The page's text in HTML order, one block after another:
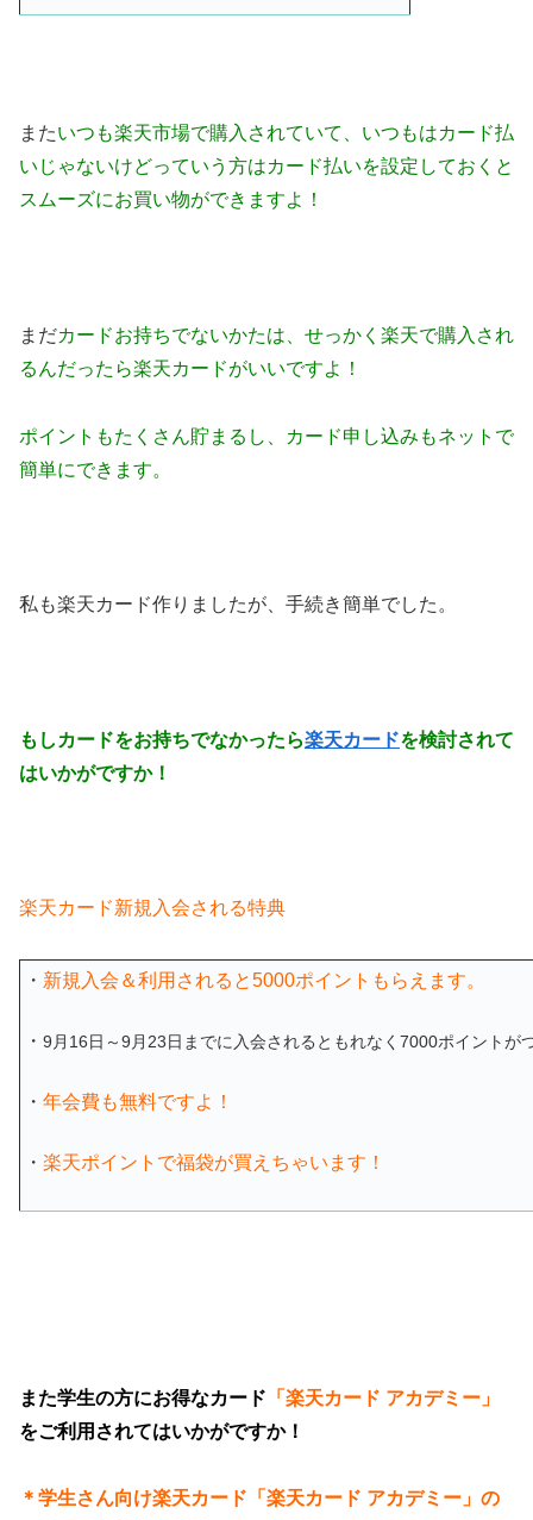
またいつも楽天市場で購入されていて、いつもはカード払
いじゃないけどっていう方はカード払いを設定しておくと
スムーズにお買い物ができますよ！
まだカードお持ちでないかたは、せっかく楽天で購入され
るんだったら楽天カードがいいですよ！
ポイントもたくさん貯まるし、カード申し込みもネットで
簡単にできます。
私も楽天カード作りましたが、手続き簡単でした。
もしカードをお持ちでなかったら楽天カードを検討されて
はいかがですか！
楽天カード新規入会される特典
・ 新規入会＆利用されると5000ポイントもらえます。
・ 9月16日～9月23日までに入会されるともれなく7000ポイントが
・ 年会費も無料ですよ！
・ 楽天ポイントで福袋が買えちゃいます！
また学生の方にお得なカード 「楽天カード アカデミー」
をご利用されてはいかがですか！
＊学生さん向け楽天カード 「楽天カード アカデミー」の